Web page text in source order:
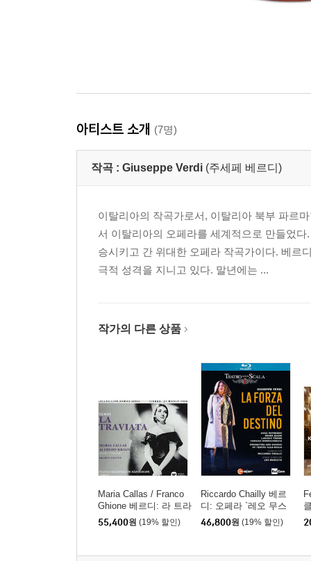
아티스트 소개 (7명)
작곡 : Giuseppe Verdi (주세페 베르디)
이탈리아의 작곡가로서, 이탈리아 북부 파르
서 이탈리아의 오페라를 세계적으로 만들었
승시키고 간 위대한 오페라 작곡가이다. 베르
극적 성격을 지니고 있다. 말년에는 ...
작가의 다른 상품
Maria Callas / Franco
Ghione 베르디: 라 트라
비아타 - 마리아 칼라
스, 프랑코 기오네 / (Ve
D]
55,400원 (19% 할인)
Riccardo Chailly 베르
디: 오페라 `레오 무스
카토` (Verdi: Opera `La
Forza Del Destino`)
46,800원 (19% 할인)
n